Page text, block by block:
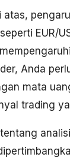
EUR/
Anda
mata
trading